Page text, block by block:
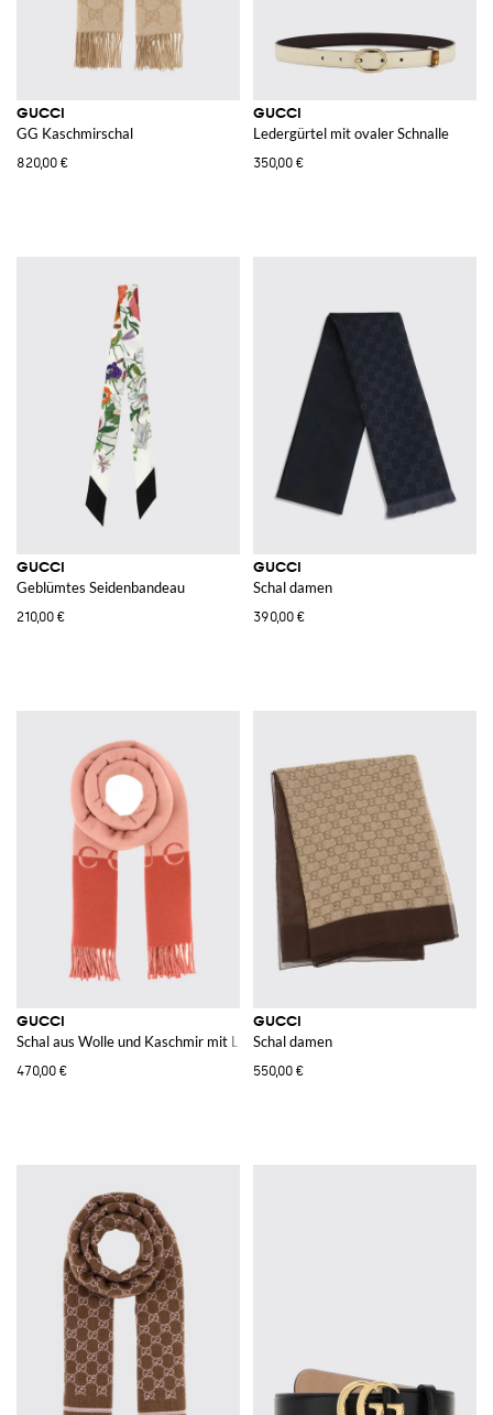
GUCCI
GG Kaschmirschal
820,00 €
GUCCI
Ledergürtel mit ovaler Schnalle
350,00 €
GUCCI
Geblümtes Seidenbandeau
210,00 €
GUCCI
Schal damen
390,00 €
GUCCI
Schal aus Wolle und Kaschmir mit Logo
470,00 €
GUCCI
Schal damen
550,00 €